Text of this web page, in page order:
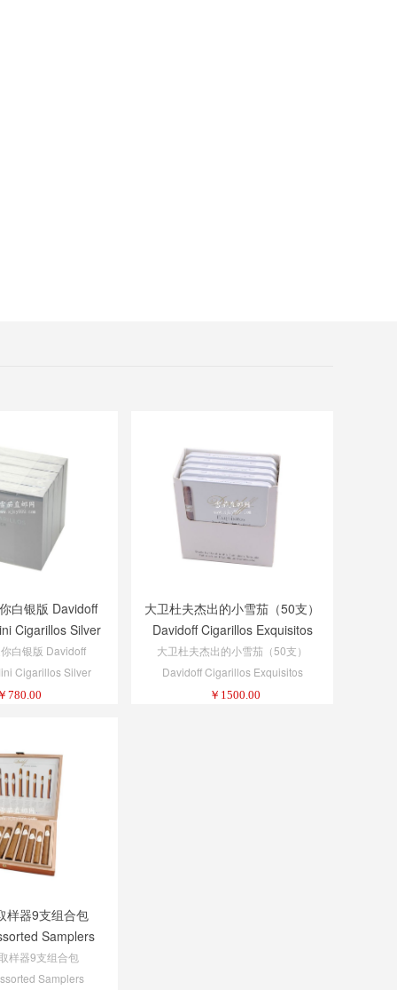
白银版 Davidoff
Cigarillos Silver
5/20
白银版 Davidoff
Cigarillos Silver
5/20
780.00
大卫杜夫杰出的小雪茄（50支）
Davidoff Cigarillos Exquisitos
Tins 5/10
大卫杜夫杰出的小雪茄（50支）
Davidoff Cigarillos Exquisitos
Tins 5/10
￥ 1500.00
样器9支组合包
Samplers
Assortment
样器9支组合包
Samplers